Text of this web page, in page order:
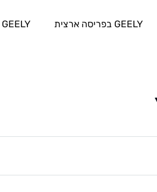
GEELY בפריסה ארצית GEELY יד שניה